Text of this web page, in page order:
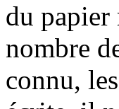
du papier
nombre
connu,